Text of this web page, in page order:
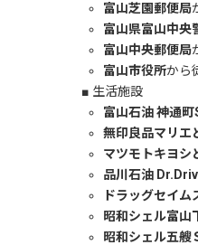
富山芝園郵便局
富山県富山中央
富山中央郵便局
富山市役所から
生活施設
富山石油 神通町
無印良品マリエ
マツモトキヨシ
品川石油
ドラッグセイム
昭和シェル富山
昭和シェル五艘